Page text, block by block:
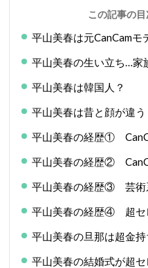
この記事の目
平山美春は元CanCamモ
平山美春の生い立ち…家
平山美春は韓国人？
平山美春は昔と顔が違う
平山美春の経歴①
平山美春の経歴②
平山美春の経歴③ 芸術
平山美春の経歴④ 超セ
平山美春の旦那は超金
平山美春の結婚式が超